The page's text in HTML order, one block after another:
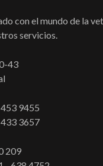
con el mundo de la
servicios.
43
9455
3657
209